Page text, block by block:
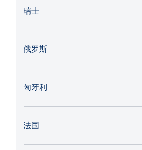
瑞士
俄罗斯
匈牙利
法国